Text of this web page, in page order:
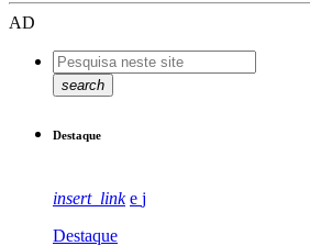
AD
search
Destaque
insert_link
Destaque